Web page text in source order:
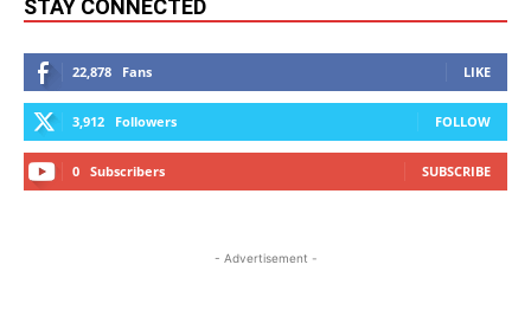
STAY CONNECTED
22,878 Fans LIKE
3,912 Followers FOLLOW
0 Subscribers SUBSCRIBE
- Advertisement -